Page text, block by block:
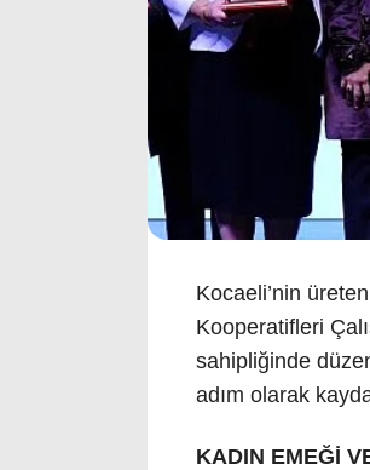
Kocaeli’nin
Kooperatifleri
sahipliğinde
adım olarak
KADIN EMEĞİ